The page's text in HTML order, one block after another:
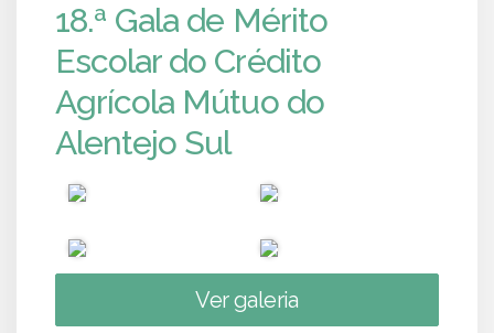
18.ª Gala de Mérito
Escolar do Crédito
Agrícola Mútuo do
Alentejo Sul
Ver galeria